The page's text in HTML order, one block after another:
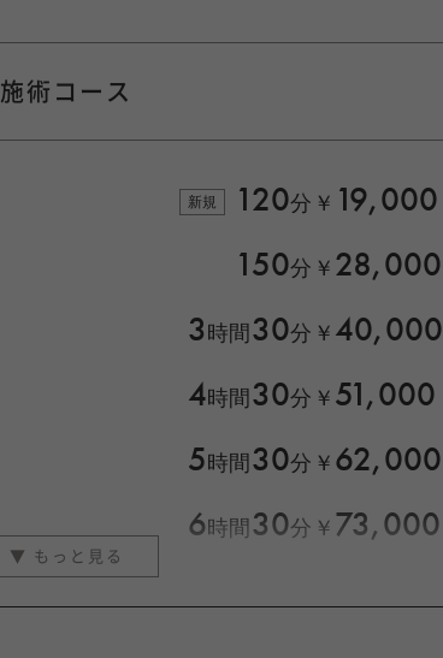
施術コース
新規 120分 ￥ 19,000
150分 ￥ 28,000
3 時間 30分 ￥ 40,000
4時間 30分 ￥ 51,000
5時間 30分 ￥ 62,000
6時間 30分 ￥ 73,000